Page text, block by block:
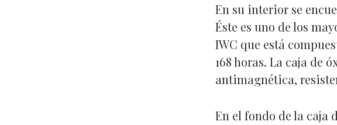
En su interior se
Éste es uno de los
IWC que está
168 horas. La caja de
antimagnética,
En el fondo de la caja